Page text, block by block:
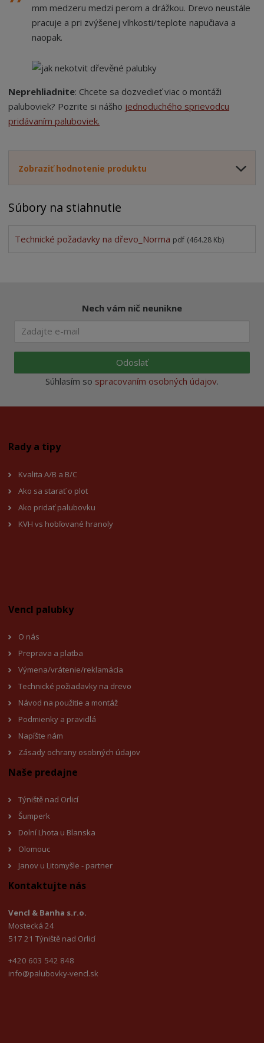
mm medzeru medzi perom a drážkou. Drevo neustále
pracuje a pri zvýšenej vlhkosti/teplote napučiava a
naopak.
Neprehliadnite: Chcete sa dozvedieť viac o montáži
paluboviek? Pozrite si nášho jednoduchého sprievodcu
pridávaním paluboviek.
Zobraziť hodnotenie produktu
Súbory na stiahnutie
Technické požadavky na dřevo_Norma pdf (464.28 Kb)
Nech vám nič neunikne
Odoslať
Súhlasím so spracovaním osobných údajov.
Rady a tipy
Kvalita A/B a B/C
Ako sa starať o plot
Ako pridať palubovku
KVH vs hobľované hranoly
Vencl palubky
O nás
Preprava a platba
Výmena/vrátenie/reklamácia
Technické požiadavky na drevo
Návod na použitie a montáž
Podmienky a pravidlá
Napíšte nám
Zásady ochrany osobných údajov
Naše predajne
Týniště nad Orlicí
Šumperk
Dolní Lhota u Blanska
Olomouc
Janov u Litomyšle - partner
Kontaktujte nás
Vencl & Banha s.r.o.
Mostecká 24
517 21 Týniště nad Orlicí
+420 603 542 848
info@palubovky-vencl.sk